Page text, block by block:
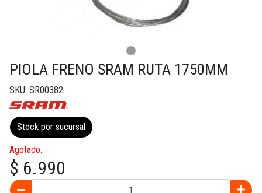
PIOLA FRENO SRAM RUTA 1750MM
SKU: SR00382
Stock por sucursal
Agotado.
$ 6.990